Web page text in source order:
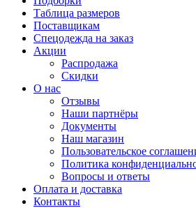
Таблица размеров
Поставщикам
Спецодежда на заказ
Акции
Распродажа
Скидки
О нас
Отзывы
Наши партнёры
Документы
Наш магазин
Пользовательское
Политика
Вопросы и ответы
Оплата и доставка
Контакты